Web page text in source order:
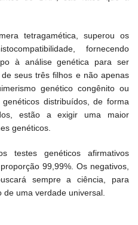
tetragamética, superou os
fornecendo
à análise genética para ser
seus três filhos e não apenas
genético congênito ou
distribuídos, de forma
estão a exigir uma maior
genéticos.
testes genéticos afirmativos
99,99%. Os negativos,
sempre a ciência, para
uma verdade universal.